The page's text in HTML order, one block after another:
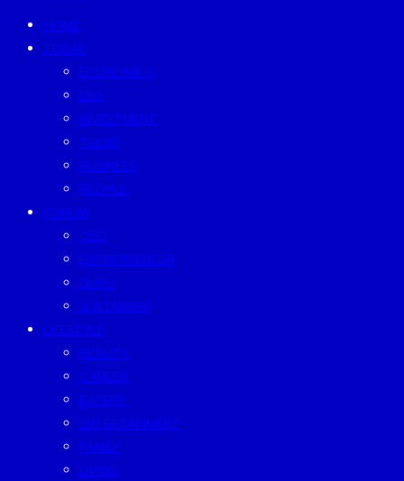
HOME
TODAY
ECONOMICS
ESG
INVESTMENT
TREND
BUSINESS
PEOPLE
FORUM
CEO
ENTREPRENEUR
GURU
SUSTAINISM
LIFESTYLE
BEAUTY
CAREER
EATERY
ENTERTAINMENT
FAMILY
LIVING